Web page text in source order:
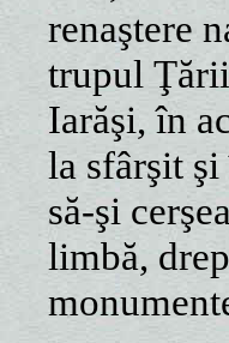
renaştere
trupul
Iarăşi, în
la sfârşit
să-şi
limbă,